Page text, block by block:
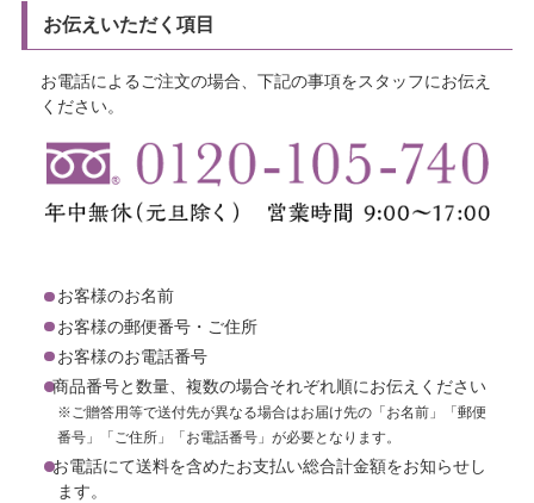
お伝えいただく項目
お電話によるご注文の場合、下記の事項をスタッフにお伝え
ください。
お客様のお名前
お客様の郵便番号・ご住所
お客様のお電話番号
商品番号と数量、複数の場合それぞれ順にお伝えください
※ご贈答用等で送付先が異なる場合はお届け先の「お名前」「郵便
番号」「ご住所」「お電話番号」が必要となります。
お電話にて送料を含めたお支払い総合計金額をお知らせし
ます。